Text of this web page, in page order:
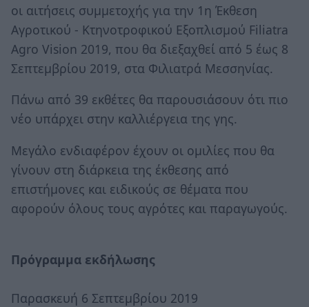
οι αιτήσεις συμμετοχής για την 1η Έκθεση
Αγροτικού - Κτηνοτροφικού Εξοπλισμού Filiatra
Agro Vision 2019, που θα διεξαχθεί από 5 έως 8
Σεπτεμβρίου 2019, στα Φιλιατρά Μεσσηνίας.
Πάνω από 39 εκθέτες θα παρουσιάσουν ότι πιο
νέο υπάρχει στην καλλιέργεια της γης.
Μεγάλο ενδιαφέρον έχουν οι ομιλίες που θα
γίνουν στη διάρκεια της έκθεσης από
επιστήμονες και ειδικούς σε θέματα που
αφορούν όλους τους αγρότες και παραγωγούς.
Πρόγραμμα εκδήλωσης
Παρασκευή 6 Σεπτεμβρίου 2019